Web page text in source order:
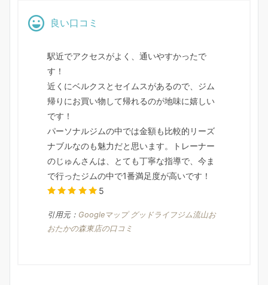
良い口コミ
駅近でアクセスがよく、通いやすかったで
す！
近くにベルクスとセイムスがあるので、ジム
帰りにお買い物して帰れるのが地味に嬉しい
です！
パーソナルジムの中では金額も比較的リーズ
ナブルなのも魅力だと思います。トレーナー
のじゅんさんは、とても丁寧な指導で、今ま
で行ったジムの中で1番満足度が高いです！
5
引用元： Googleマップ グッドライフジム流山お
おたかの森東店の口コミ